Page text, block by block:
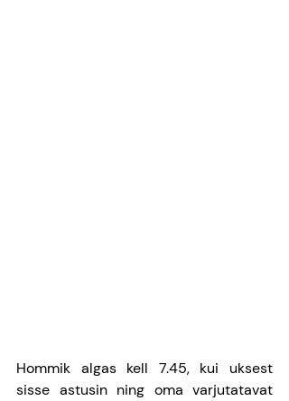
Hommik algas kell 7.45, kui uksest
sisse astusin ning oma varjutatavat